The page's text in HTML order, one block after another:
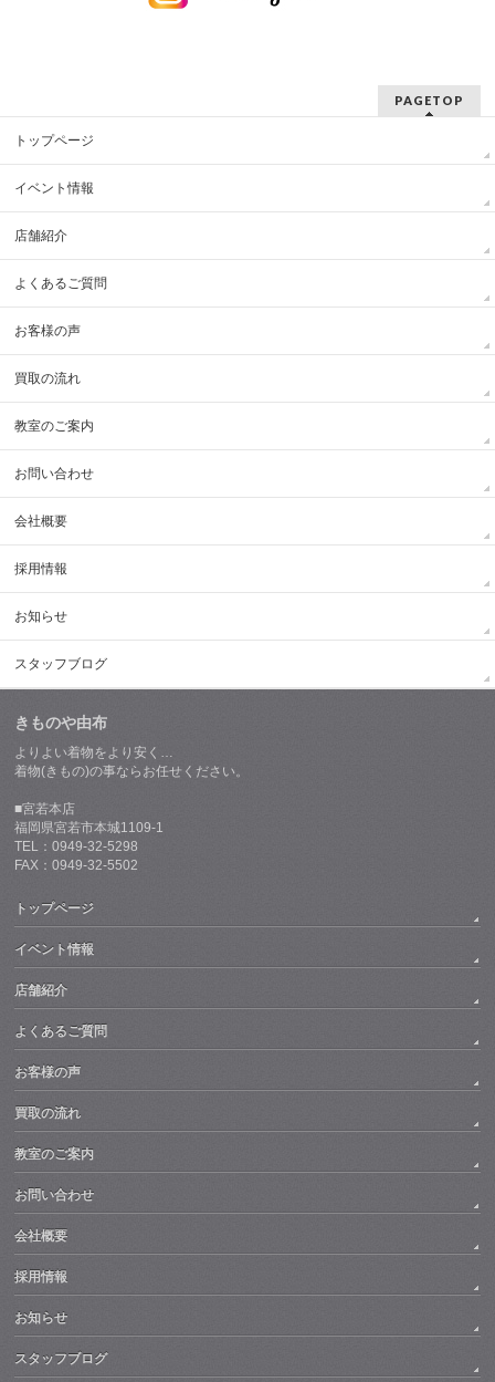
PAGETOP
トップページ
イベント情報
店舗紹介
よくあるご質問
お客様の声
買取の流れ
教室のご案内
お問い合わせ
会社概要
採用情報
お知らせ
スタッフブログ
きものや由布
よりよい着物をより安く…
着物(きもの)の事ならお任せください。
■宮若本店
福岡県宮若市本城1109-1
TEL：0949-32-5298
FAX：0949-32-5502
トップページ
イベント情報
店舗紹介
よくあるご質問
お客様の声
買取の流れ
教室のご案内
お問い合わせ
会社概要
採用情報
お知らせ
スタッフブログ